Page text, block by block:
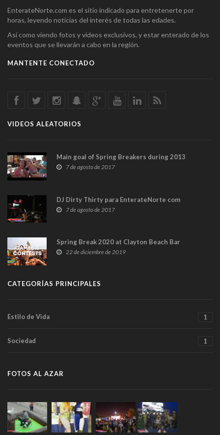
EnterateNorte.com es el sitio indicado para entretenerte por
horas, leyendo noticias del interés de todas las edades.
Así como viendo fotos y videos exclusivos, y estar enterado de los
eventos que se llevarán a cabo en la región.
MANTENTE CONECTADO
VIDEOS ALEATORIOS
Main goal of Spring Breakers during 2013
7 de agosto de 2017
DJ Dirty Thirty para EnterateNorte com
7 de agosto de 2017
Spring Break 2020 at Clayton Beach Bar
22 de diciembre de 2019
CATEGORÍAS PRINCIPALES
Estilo de Vida 1
Sociedad 1
FOTOS AL AZAR